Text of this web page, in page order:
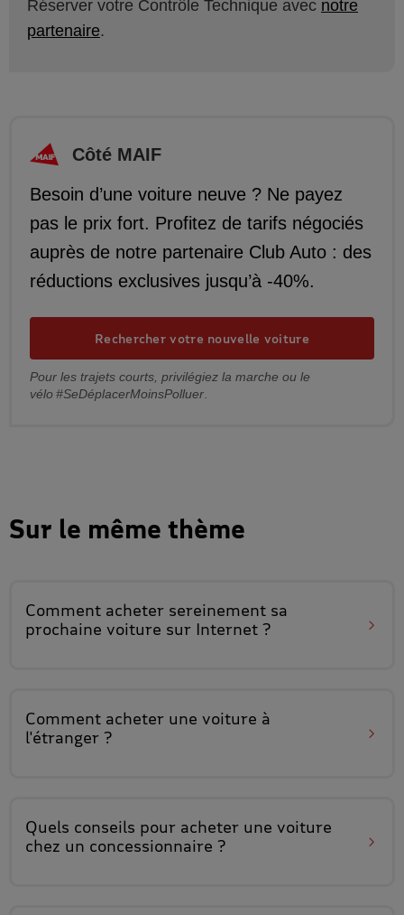
Réserver votre Contrôle Technique avec notre
partenaire.
Côté MAIF
Besoin d’une voiture neuve ? Ne payez
pas le prix fort. Profitez de tarifs négociés
auprès de notre partenaire Club Auto : des
réductions exclusives jusqu’à -40%.
Rechercher votre nouvelle voiture
Pour les trajets courts, privilégiez la marche ou le
vélo #SeDéplacerMoinsPolluer
Sur le même thème
Comment acheter sereinement sa
prochaine voiture sur Internet ?
Comment acheter une voiture à
l'étranger ?
Quels conseils pour acheter une voiture
chez un concessionnaire ?